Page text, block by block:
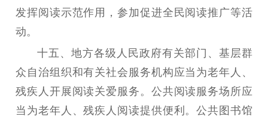
发挥阅读示范作用，参加促进全民阅读推广等活
动。
十五 、 地方各级人民政府有关部门、基层群
众自治组织和有关社会服务机构应当为老年人、
残疾人开展阅读关爱服务。公共阅读服务场所应
当为老年人、残疾人阅读提供便利。公共图书馆